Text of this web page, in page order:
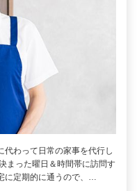
代わって日常の家事を代行し
まった曜日＆時間帯に訪問す
に定期的に通うので、…